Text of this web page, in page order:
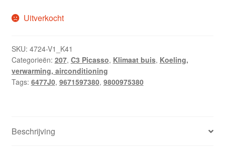
Uitverkocht
SKU: 4724-V1_K41
Categorieën: 207, C3 Picasso, Klimaat buis, Koeling,
verwarming, airconditioning
Tags: 6477J0, 9671597380, 9800975380
Beschrijving